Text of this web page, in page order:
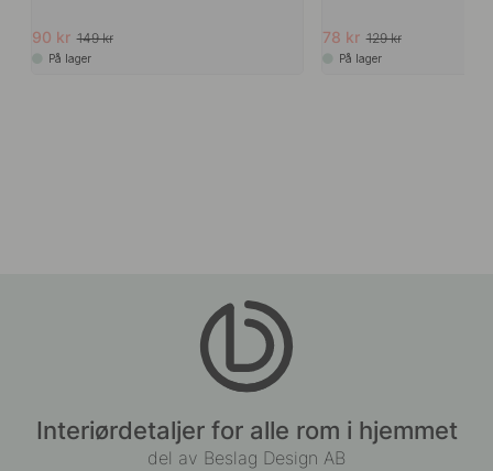
90 kr 149 kr
På lager
78 kr 129 kr
På lager
Interiørdetaljer for alle rom i hjemmet
del av Beslag Design AB